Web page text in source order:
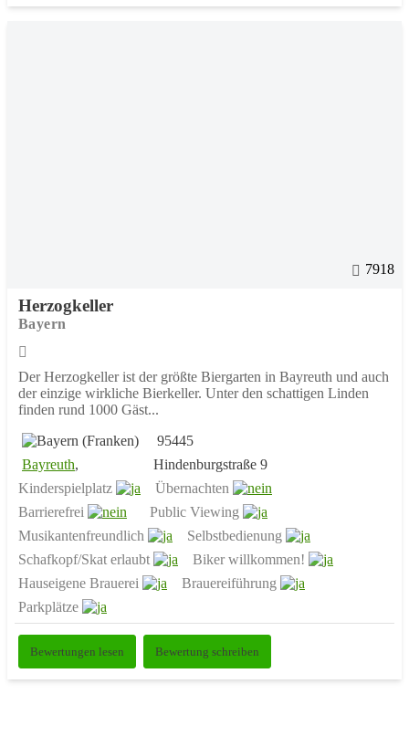
7918
Herzogkeller
Bayern
Der Herzogkeller ist der größte Biergarten in Bayreuth und auch
der einzige wirkliche Bierkeller. Unter den schattigen Linden
finden rund 1000 Gäst...
95445
Bayreuth,
Hindenburgstraße 9
Kinderspielplatz
Übernachten
Barrierefrei
Public Viewing
Musikantenfreundlich
Selbstbedienung
Schafkopf/Skat erlaubt
Biker willkommen!
Hauseigene Brauerei
Brauereiführung
Parkplätze
Bewertungen lesen Bewertung schreiben